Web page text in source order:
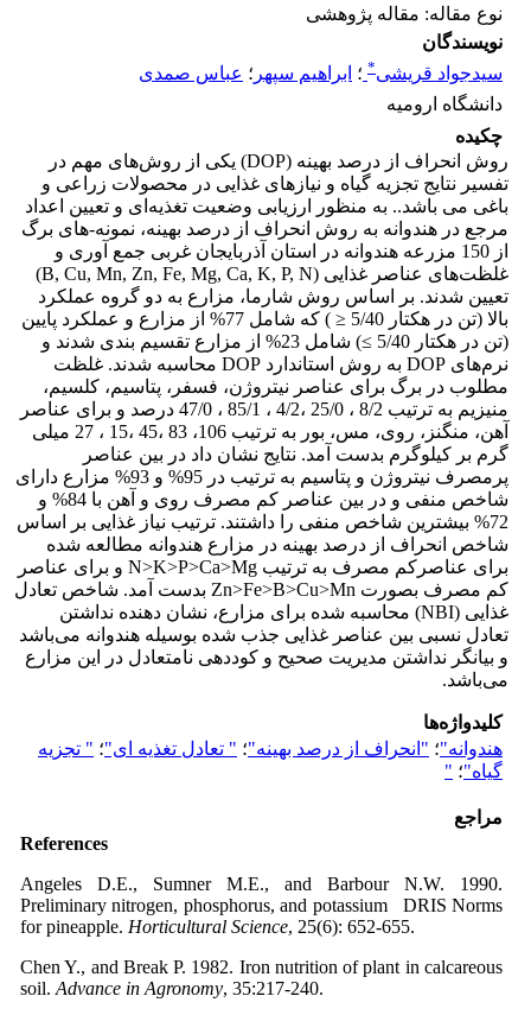
نوع مقاله: مقاله پژوهشی
نویسندگان
سیدجواد قریشی* ؛ ابراهیم سپهر ؛ عباس صمدی
دانشگاه ارومیه
چکیده
روش انحراف از درصد بهینه (DOP) یکی از روش‌های مهم در
تفسیر نتایج تجزیه گیاه و نیاز‌های غذایی در محصولات زراعی و
باغی می باشد.. به منظور ارزیابی وضعیت تغذیه‌ای و تعیین اعداد
مرجع در هندوانه به روش انحراف از درصد بهینه، نمونه-های برگ
از 150 مزرعه هندوانه در استان آذربایجان غربی جمع آوری و
غلظت‌های عناصر غذایی (B, Cu, Mn, Zn, Fe, Mg, Ca, K, P, N)
تعیین شدند. بر اساس روش شارما، مزارع به دو گروه عملکرد
بالا (تن در هکتار 5/40 ≤ ) که شامل 77% از مزارع و عملکرد پایین
(تن در هکتار 5/40 ≥) شامل 23% از مزارع تقسیم بندی شدند و
نرم‌های DOP به روش استاندارد DOP محاسبه شدند. غلظت
مطلوب در برگ برای عناصر نیتروژن، فسفر، پتاسیم، کلسیم،
منیزیم به ترتیب 8/2 ، 25/0 ،4/2 ، 85/1 ، 47/0 درصد و برای عناصر
آهن، منگنز، روی، مس، بور به ترتیب 106، 83 ،45 ،15 ، 27 میلی
گرم بر کیلوگرم بدست آمد. نتایج نشان داد در بین عناصر
پرمصرف نیتروژن و پتاسیم به ترتیب در 95% و 93% مزارع دارای
شاخص منفی و در بین عناصر کم مصرف روی و آهن با 84% و
72% بیشترین شاخص منفی را داشتند. ترتیب نیاز غذایی بر اساس
شاخص انحراف از درصد بهینه در مزارع هندوانه مطالعه شده
برای عناصرکم مصرف به ترتیب N>K>P>Ca>Mg و برای عناصر
کم مصرف بصورت Zn>Fe>B>Cu>Mn بدست آمد. شاخص تعادل
غذایی (NBI) محاسبه شده برای مزارع، نشان دهنده نداشتن
تعادل نسبی بین عناصر غذایی جذب شده بوسیله هندوانه می‌باشد
و بیانگر نداشتن مدیریت صحیح و کوددهی نامتعادل در این مزارع
می‌باشد.
کلیدواژه‌ها
هندوانه"؛ "انحراف از درصد بهینه"؛ " تعادل تغذیه ای"؛ " تجزیه
گیاه"؛ "
مراجع
References
Angeles D.E., Sumner M.E., and Barbour N.W. 1990.
Preliminary nitrogen, phosphorus, and potassium DRIS Norms
for pineapple. Horticultural Science, 25(6): 652-655.
Chen Y., and Break P. 1982. Iron nutrition of plant in calcareous
soil. Advance in Agronomy, 35:217-240.